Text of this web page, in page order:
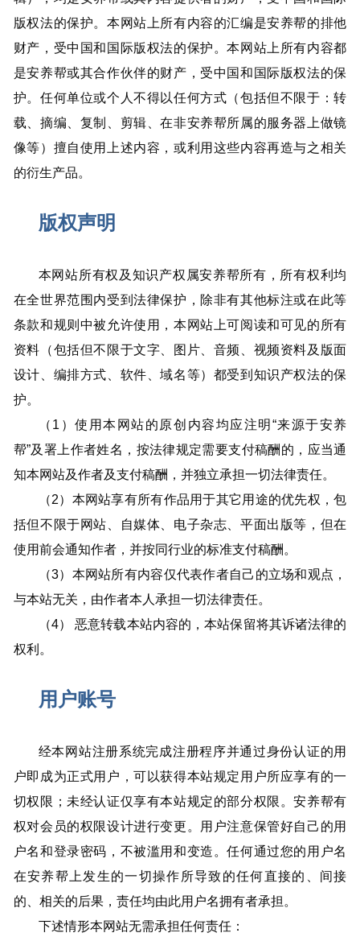
版权法的保护。本网站上所有内容的汇编是安养帮的排他
财产，受中国和国际版权法的保护。本网站上所有内容都
是安养帮或其合作伙伴的财产，受中国和国际版权法的保
护。任何单位或个人不得以任何方式（包括但不限于：转
载、摘编、复制、剪辑、在非安养帮所属的服务器上做镜
像等）擅自使用上述内容，或利用这些内容再造与之相关
的衍生产品。
版权声明
本网站所有权及知识产权属安养帮所有，所有权利均
在全世界范围内受到法律保护，除非有其他标注或在此等
条款和规则中被允许使用，本网站上可阅读和可见的所有
资料（包括但不限于文字、图片、音频、视频资料及版面
设计、编排方式、软件、域名等）都受到知识产权法的保
护。
（1）使用本网站的原创内容均应注明“来源于安养
帮”及署上作者姓名，按法律规定需要支付稿酬的，应当通
知本网站及作者及支付稿酬，并独立承担一切法律责任。
（2）本网站享有所有作品用于其它用途的优先权，包
括但不限于网站、自媒体、电子杂志、平面出版等，但在
使用前会通知作者，并按同行业的标准支付稿酬。
（3）本网站所有内容仅代表作者自己的立场和观点，
与本站无关，由作者本人承担一切法律责任。
（4） 恶意转载本站内容的，本站保留将其诉诸法律的
权利。
用户账号
经本网站注册系统完成注册程序并通过身份认证的用
户即成为正式用户，可以获得本站规定用户所应享有的一
切权限；未经认证仅享有本站规定的部分权限。安养帮有
权对会员的权限设计进行变更。用户注意保管好自己的用
户名和登录密码，不被滥用和变造。任何通过您的用户名
在安养帮上发生的一切操作所导致的任何直接的、间接
的、相关的后果，责任均由此用户名拥有者承担。
下述情形本网站无需承担任何责任：